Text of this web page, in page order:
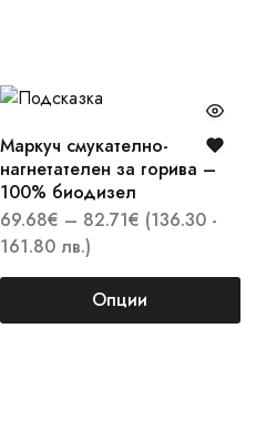
Маркуч смукателно-
нагнетателен за горива –
100% биодизел
69.68€ – 82.71€ (136.30 -
161.80 лв.)
Опции